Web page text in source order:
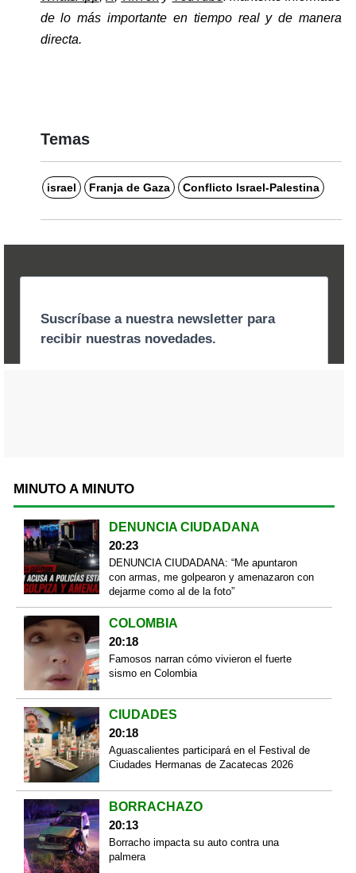
de lo más importante en tiempo real y de manera
directa.
Temas
israel Franja de Gaza Conflicto Israel-Palestina
MINUTO A MINUTO
DENUNCIA CIUDADANA
20:23
DENUNCIA CIUDADANA: “Me apuntaron
con armas, me golpearon y amenazaron con
dejarme como al de la foto”
COLOMBIA
20:18
Famosos narran cómo vivieron el fuerte
sismo en Colombia
CIUDADES
20:18
Aguascalientes participará en el Festival de
Ciudades Hermanas de Zacatecas 2026
BORRACHAZO
20:13
Borracho impacta su auto contra una
palmera